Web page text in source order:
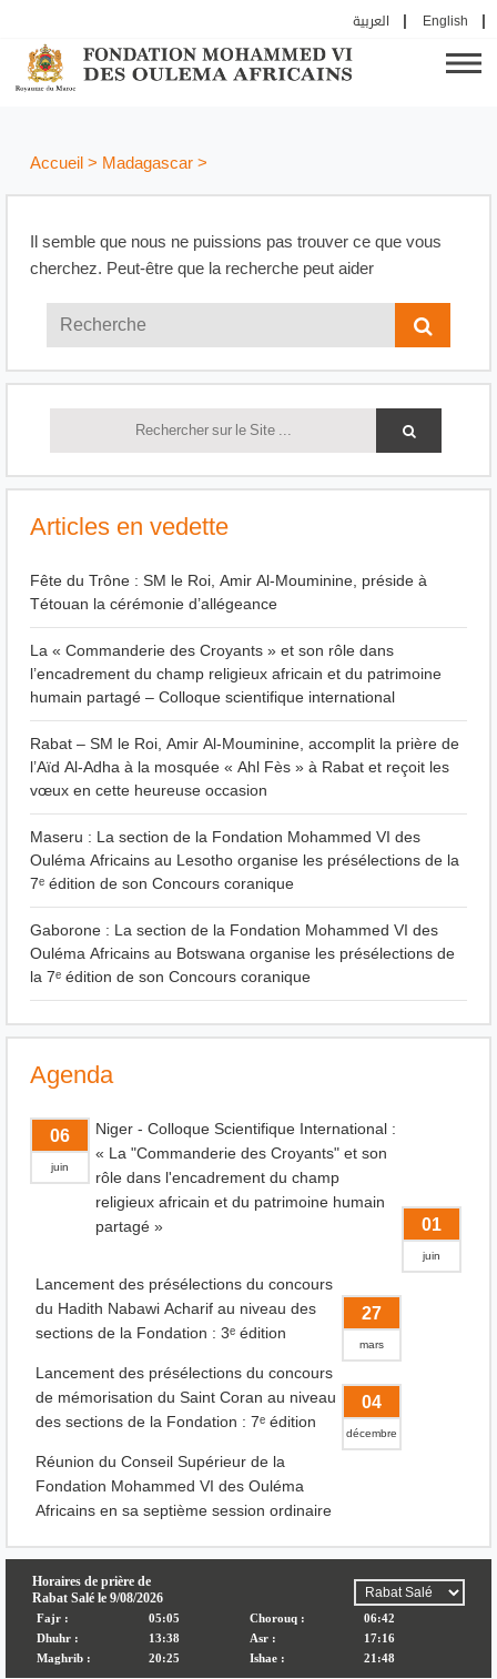
العربية English
Accueil> Madagascar>
Il semble que nous ne puissions pas trouver ce que vous
cherchez. Peut-être que la recherche peut aider
Articles en vedette
Fête du Trône : SM le Roi, Amir Al-Mouminine, préside à
Tétouan la cérémonie d’allégeance
La « Commanderie des Croyants » et son rôle dans
l’encadrement du champ religieux africain et du patrimoine
humain partagé – Colloque scientifique international
Rabat – SM le Roi, Amir Al-Mouminine, accomplit la prière de
l’Aïd Al-Adha à la mosquée « Ahl Fès » à Rabat et reçoit les
vœux en cette heureuse occasion
Maseru : La section de la Fondation Mohammed VI des
Ouléma Africains au Lesotho organise les présélections de la
7ᵉ édition de son Concours coranique
Gaborone : La section de la Fondation Mohammed VI des
Ouléma Africains au Botswana organise les présélections de
la 7ᵉ édition de son Concours coranique
Agenda
06
juin
Niger - Colloque Scientifique International :
« La "Commanderie des Croyants" et son
rôle dans l'encadrement du champ
religieux africain et du patrimoine humain
partagé »
01
juin
Lancement des présélections du concours
du Hadith Nabawi Acharif au niveau des
sections de la Fondation : 3ᵉ édition
27
mars
Lancement des présélections du concours
de mémorisation du Saint Coran au niveau
des sections de la Fondation : 7ᵉ édition
04
décembre
Réunion du Conseil Supérieur de la
Fondation Mohammed VI des Ouléma
Africains en sa septième session ordinaire